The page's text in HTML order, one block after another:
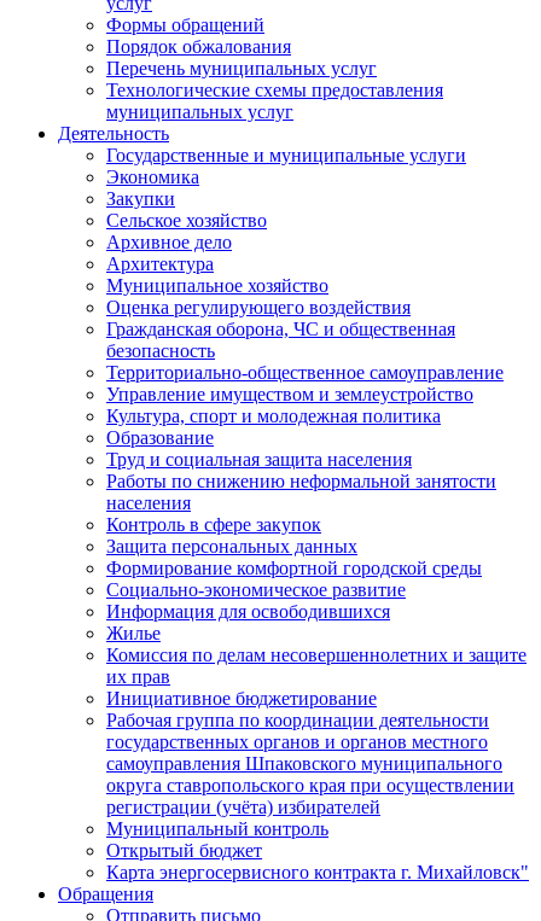
Формы обращений
Порядок обжалования
Перечень муниципальных услуг
Технологические схемы предоставления
муниципальных услуг
Деятельность
Государственные и муниципальные услуги
Экономика
Закупки
Сельское хозяйство
Архивное дело
Архитектура
Муниципальное хозяйство
Оценка регулирующего воздействия
Гражданская оборона, ЧС и общественная
безопасность
Территориально-общественное самоуправление
Управление имуществом и землеустройство
Культура, спорт и молодежная политика
Образование
Труд и социальная защита населения
Работы по снижению неформальной занятости
населения
Контроль в сфере закупок
Защита персональных данных
Формирование комфортной городской среды
Социально-экономическое развитие
Информация для освободившихся
Жилье
Комиссия по делам несовершеннолетних и защите
их прав
Инициативное бюджетирование
Рабочая группа по координации деятельности
государственных органов и органов местного
самоуправления Шпаковского муниципального
округа ставропольского края при осуществлении
регистрации (учёта) избирателей
Муниципальный контроль
Открытый бюджет
Карта энергосервисного контракта г. Михайловск"
Обращения
Отправить письмо